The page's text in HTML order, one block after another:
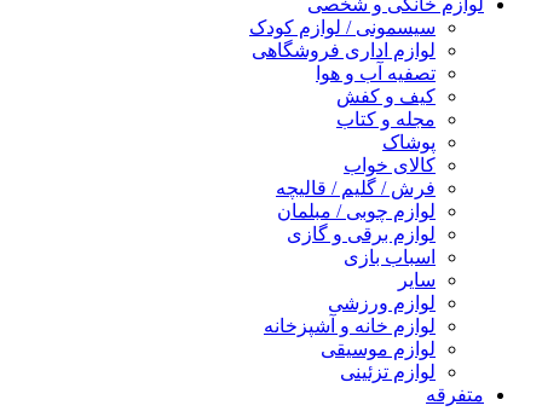
لوازم خانگی و شخصی
سیسمونی / لوازم کودک
لوازم اداری فروشگاهی
تصفیه آب و هوا
کیف و کفش
مجله و کتاب
پوشاک
کالای خواب
فرش / گلیم / قالیچه
لوازم چوبی / مبلمان
لوازم برقی و گازی
اسباب بازی
سایر
لوازم ورزشی
لوازم خانه و آشپزخانه
لوازم موسیقی
لوازم تزئینی
متفرقه